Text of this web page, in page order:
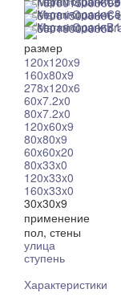
размер
120x120x9
160x80x9
278x120x6
60x7.2x0
80x7.2x0
120x60x9
80x80x9
60x60x20
80x33x0
120x33x0
160x33x0
30x30x9
применение
пол, стены
улица
ступень
Характеристики